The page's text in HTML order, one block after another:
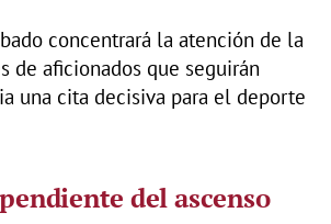
concentrará la atención de la
de aficionados que seguirán
una cita decisiva para el deporte
del ascenso